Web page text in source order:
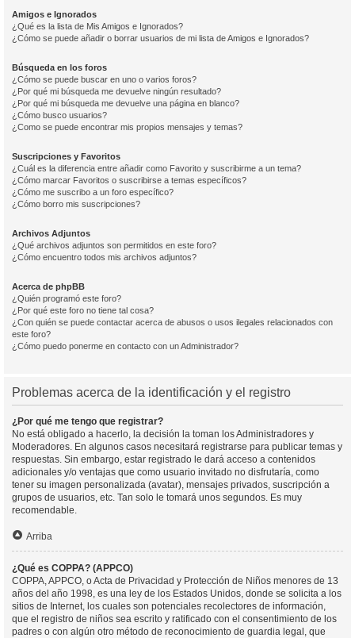
Amigos e Ignorados
¿Qué es la lista de Mis Amigos e Ignorados?
¿Cómo se puede añadir o borrar usuarios de mi lista de Amigos e Ignorados?
Búsqueda en los foros
¿Cómo se puede buscar en uno o varios foros?
¿Por qué mi búsqueda me devuelve ningún resultado?
¿Por qué mi búsqueda me devuelve una página en blanco?
¿Cómo busco usuarios?
¿Como se puede encontrar mis propios mensajes y temas?
Suscripciones y Favoritos
¿Cuál es la diferencia entre añadir como Favorito y suscribirme a un tema?
¿Cómo marcar Favoritos o suscribirse a temas específicos?
¿Cómo me suscribo a un foro específico?
¿Cómo borro mis suscripciones?
Archivos Adjuntos
¿Qué archivos adjuntos son permitidos en este foro?
¿Cómo encuentro todos mis archivos adjuntos?
Acerca de phpBB
¿Quién programó este foro?
¿Por qué este foro no tiene tal cosa?
¿Con quién se puede contactar acerca de abusos o usos ilegales relacionados con
este foro?
¿Cómo puedo ponerme en contacto con un Administrador?
Problemas acerca de la identificación y el registro
¿Por qué me tengo que registrar?
No está obligado a hacerlo, la decisión la toman los Administradores y
Moderadores. En algunos casos necesitará registrarse para publicar temas y
respuestas. Sin embargo, estar registrado le dará acceso a contenidos
adicionales y/o ventajas que como usuario invitado no disfrutaría, como
tener su imagen personalizada (avatar), mensajes privados, suscripción a
grupos de usuarios, etc. Tan solo le tomará unos segundos. Es muy
recomendable.
Arriba
¿Qué es COPPA? (APPCO)
COPPA, APPCO, o Acta de Privacidad y Protección de Niños menores de 13
años del año 1998, es una ley de los Estados Unidos, donde se solicita a los
sitios de Internet, los cuales son potenciales recolectores de información,
que el registro de niños sea escrito y ratificado con el consentimiento de los
padres o con algún otro método de reconocimiento de guardia legal, que